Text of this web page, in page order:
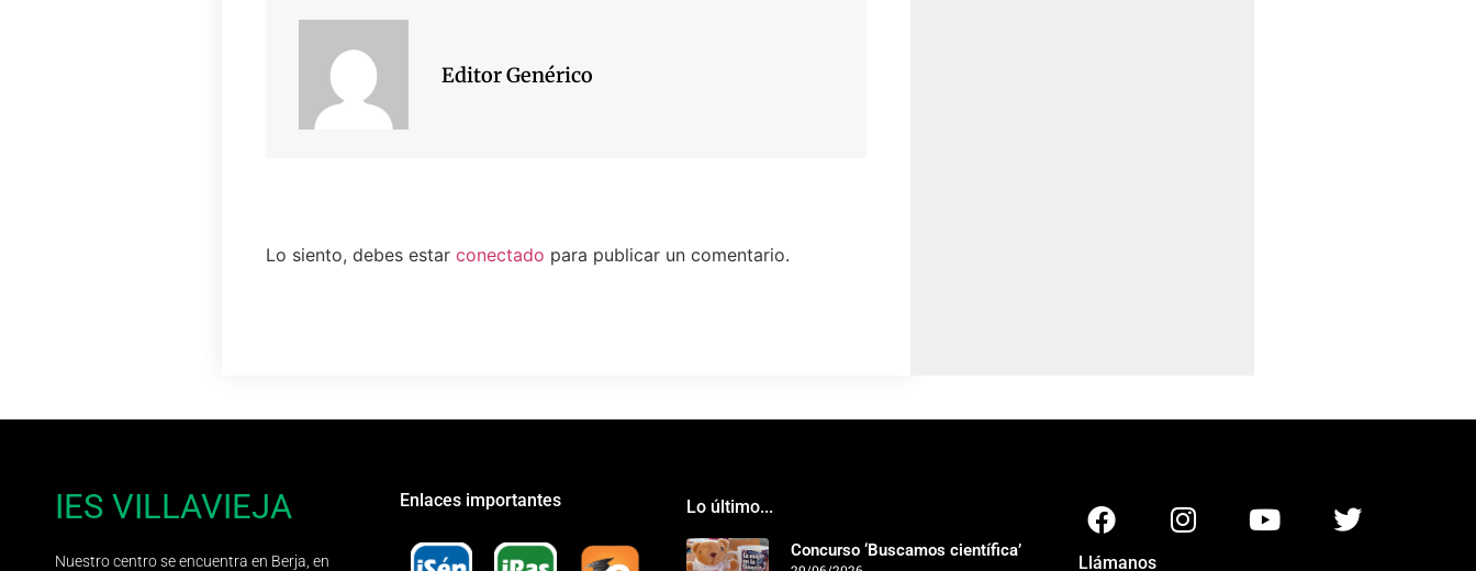
Editor Genérico
Lo siento, debes estar conectado para publicar un comentario.
IES VILLAVIEJA
Nuestro centro se encuentra en Berja, en
Enlaces importantes Lo último...
Concurso ‘Buscamos científica’
Llámanos